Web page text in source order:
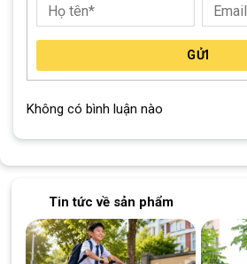
[table id=126 /]
20G3-HN
GỬI
Không có bình luận nào
Tin tức về sản phẩm